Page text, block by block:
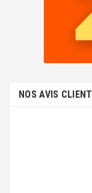
NOS AVIS CLIENT